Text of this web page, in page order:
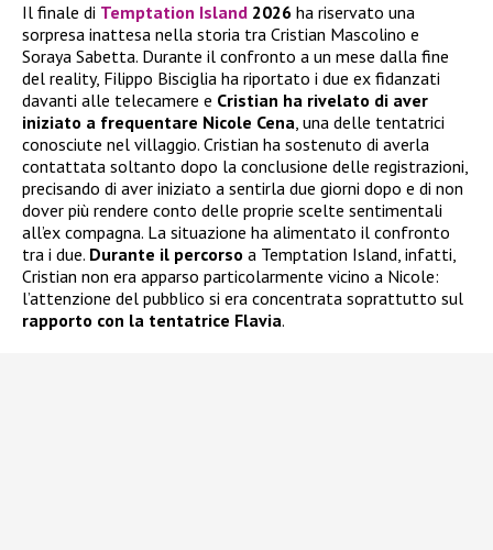
Il finale di Temptation Island 2026 ha riservato una
sorpresa inattesa nella storia tra Cristian Mascolino e
Soraya Sabetta. Durante il confronto a un mese dalla fine
del reality, Filippo Bisciglia ha riportato i due ex fidanzati
davanti alle telecamere e Cristian ha rivelato di aver
iniziato a frequentare Nicole Cena, una delle tentatrici
conosciute nel villaggio. Cristian ha sostenuto di averla
contattata soltanto dopo la conclusione delle registrazioni,
precisando di aver iniziato a sentirla due giorni dopo e di non
dover più rendere conto delle proprie scelte sentimentali
all’ex compagna. La situazione ha alimentato il confronto
tra i due. Durante il percorso a Temptation Island, infatti,
Cristian non era apparso particolarmente vicino a Nicole:
l’attenzione del pubblico si era concentrata soprattutto sul
rapporto con la tentatrice Flavia.